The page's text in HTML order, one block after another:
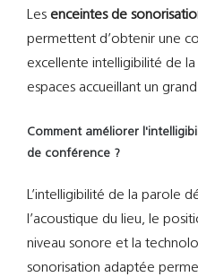
Les enceintes de
permettent d’obtenir une
excellente intelligibilité de
espaces accueillant un
Comment améliorer
de conférence ?
L’intelligibilité de la parole
l’acoustique du lieu, le
niveau sonore et la
sonorisation adaptée